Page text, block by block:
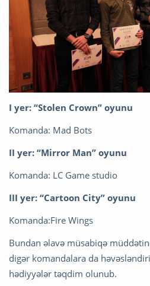
I yer: “Stolen Crown” oyunu
Komanda: Mad Bots
II yer: “Mirror Man” oyunu
Komanda: LC Game studio
III yer: “Cartoon City” oyunu
Komanda:Fire Wings
Bundan əlavə müsabiqə
digər komandalara da
hədiyyələr təqdim olunub.